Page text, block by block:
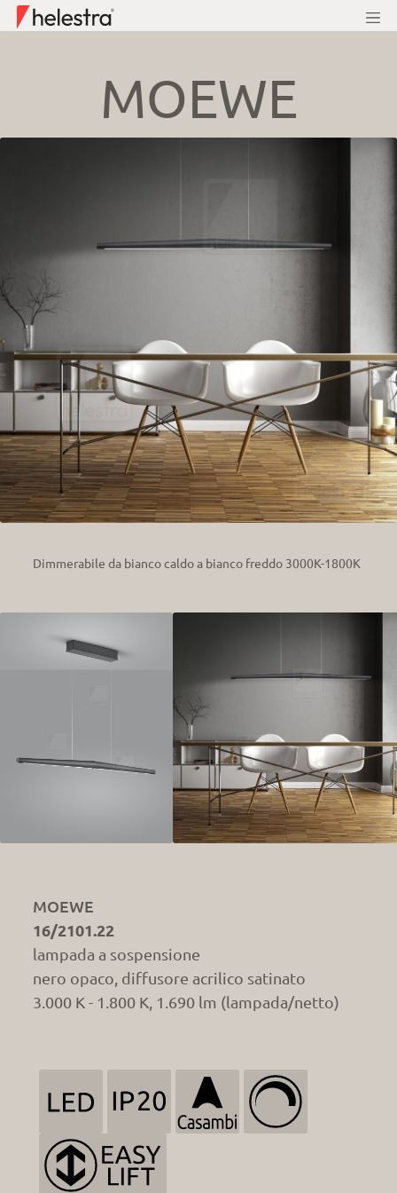
MOEWE
Dimmerabile da bianco caldo a bianco freddo 3000K-1800K
MOEWE
16/2101.22
lampada a sospensione
nero opaco, diffusore acrilico satinato
3.000 K - 1.800 K, 1.690 lm (lampada/netto)